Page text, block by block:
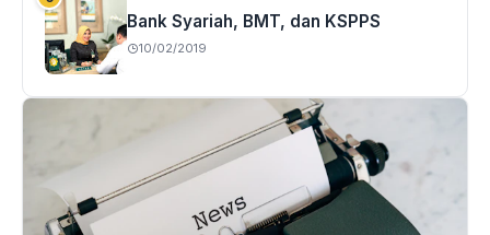
Bank Syariah, BMT, dan KSPPS
10/02/2019